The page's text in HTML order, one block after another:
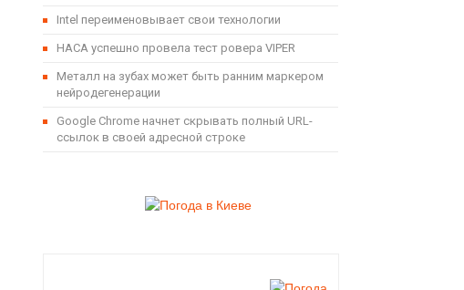
Intel переименовывает свои технологии
НАСА успешно провела тест ровера VIPER
Металл на зубах может быть ранним маркером
нейродегенерации
Google Chrome начнет скрывать полный URL-
ссылок в своей адресной строке